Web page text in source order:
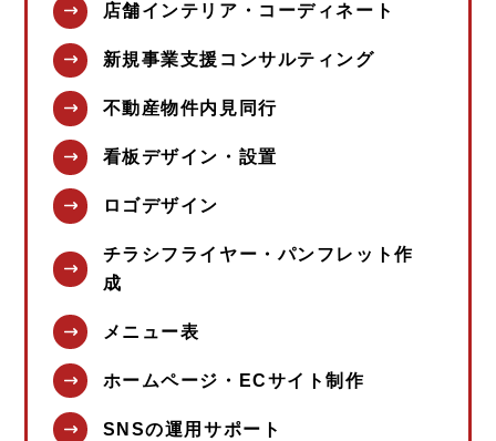
店舗インテリア・コーディネート
新規事業支援コンサルティング
不動産物件内見同行
看板デザイン・設置
ロゴデザイン
チラシフライヤー・パンフレット作
成
メニュー表
ホームページ・ECサイト制作
SNSの運用サポート